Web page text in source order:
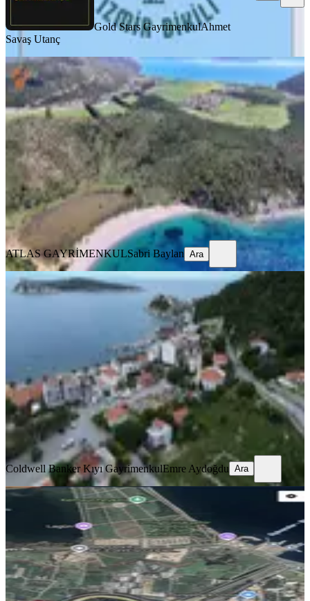
Gold Stars GayrimenkulAhmet
Savaş Utanç
Karaburun Küçükbahçe Karareiste
Turizm+konut İmarlı 275 M²
İzmir, Karaburun
275 m² ·7.091/m² ·17.06.2026
1.950.000 ₺
ATLAS GAYRİMENKULSabri Baylan
Ara
ATLAS GAYRİMENKULSabri Baylan Ara
TAKASLI
Karaburun İskele Mahallesi'nde 612
M² Turizm+konut İmarlı Arsa
İzmir, Karaburun
612 m²·35.948/m² ·21.05.2026
22.000.000 ₺
Coldwell Banker Kıyı GayrimenkulEmre Aydoğdu
Coldwell Banker Kıyı GayrimenkulEmre Aydoğdu Ara
TAKASLI
İstinyepark Karşısı İnciraltı'nda
Satılık Arsa
İzmir, Balçova
736 m²·23.098/m²·14.04.2026
17.000.000 ₺20.000.000 ₺